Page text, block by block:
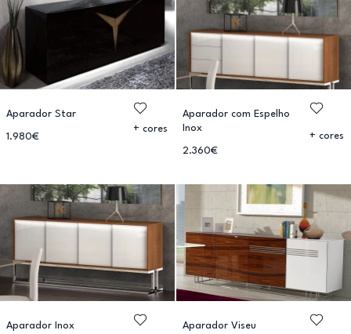
Aparador Star
1.980€
+ cores
Aparador com Espelho
Inox
2.360€
+ cores
Aparador Inox Aparador Viseu